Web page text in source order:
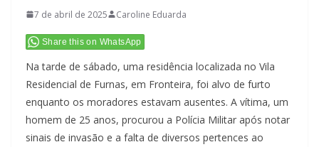
7 de abril de 2025 Caroline Eduarda
Share this on WhatsApp
Na tarde de sábado, uma residência localizada no Vila
Residencial de Furnas, em Fronteira, foi alvo de furto
enquanto os moradores estavam ausentes. A vítima, um
homem de 25 anos, procurou a Polícia Militar após notar
sinais de invasão e a falta de diversos pertences ao